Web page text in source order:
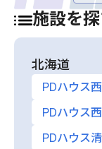
施設を
北海道
PDハウス
PDハウス
PDハウス